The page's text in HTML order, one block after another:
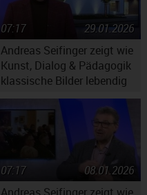
Andreas Seifinger zeigt wie
Kunst, Dialog & Pädagogik
klassische Bilder lebendig
machen
29.01.2026
07:17
08.01.2026
07:17